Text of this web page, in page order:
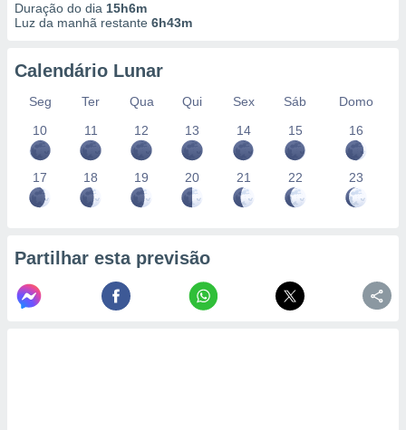
e melhorar
dados
através
estudos
de
Duração do dia 15h6m
Luz da manhã restante 6h43m
Calendário Lunar
Seg Ter Qua Qui Sex Sáb
Domo
10
11 12 13 14 15 16
17 18 19 20 21 22 23
Partilhar esta previsão